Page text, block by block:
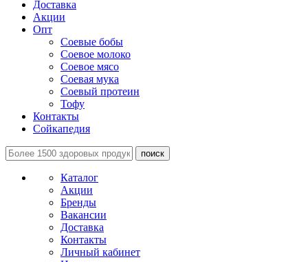
Доставка
Акции
Опт
Соевые бобы
Соевое молоко
Соевое мясо
Соевая мука
Соевый протеин
Тофу
Контакты
Сойкапедия
поиск
Каталог
Акции
Бренды
Вакансии
Доставка
Контакты
Личный кабинет